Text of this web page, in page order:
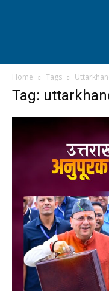
Home Tags
Tag: